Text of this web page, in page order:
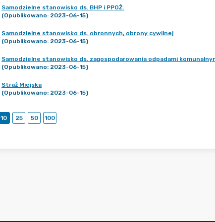
Samodzielne stanowisko ds. BHP i PPOŻ.
(Opublikowano: 2023-06-15)
Samodzielne stanowisko ds. obronnych, obrony cywilnej
(Opublikowano: 2023-06-15)
Samodzielne stanowisko ds. zagospodarowania odpadami
(Opublikowano: 2023-06-15)
Straż Miejska
(Opublikowano: 2023-06-15)
10 25 50 100